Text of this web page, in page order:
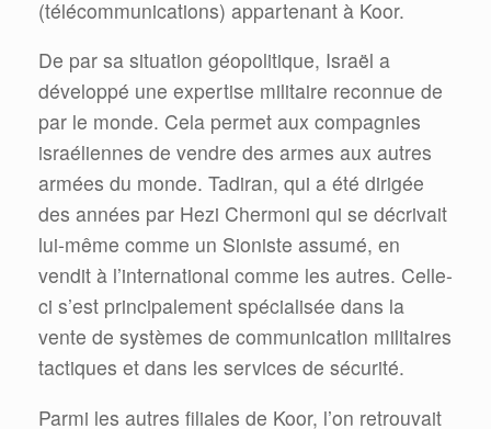
(télécommunications) appartenant à Koor.
De par sa situation géopolitique, Israël a
développé une expertise militaire reconnue de
par le monde. Cela permet aux compagnies
israéliennes de vendre des armes aux autres
armées du monde. Tadiran, qui a été dirigée
des années par Hezi Chermoni qui se décrivait
lui-même comme un Sioniste assumé, en
vendit à l’international comme les autres. Celle-
ci s’est principalement spécialisée dans la
vente de systèmes de communication militaires
tactiques et dans les services de sécurité.
Parmi les autres filiales de Koor, l’on retrouvait